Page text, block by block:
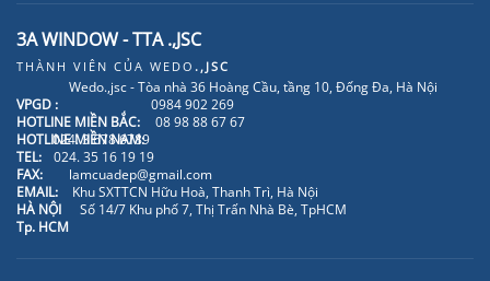
3A WINDOW - TTA .,JSC
THÀNH VIÊN CỦA WEDO .,JSC
VPGD :
Wedo.,jsc - Tòa nhà 36 Hoàng Cầu, tầng 10, Đống Đa, Hà Nội
HOTLINE MIỀN BẮC:
0984 902 269
HOTLINE MIỀN NAM:
08 98 88 67 67
TEL:
024. 3 678 6789
FAX:
024. 35 16 19 19
EMAIL:
lamcuadep@gmail.com
HÀ NỘI
Khu SXTTCN Hữu Hoà, Thanh Trì, Hà Nội
Tp. HCM
Số 14/7 Khu phố 7, Thị Trấn Nhà Bè, TpHCM